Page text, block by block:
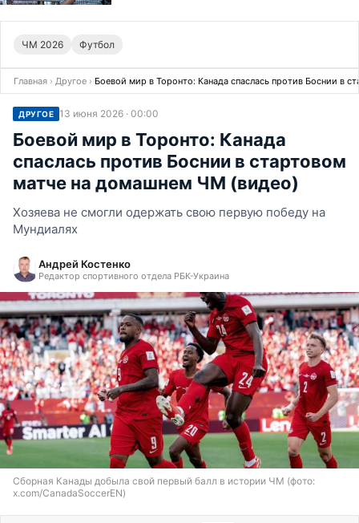
ЧМ 2026 Футбол
Главная › Другое › Боевой мир в Торонто: Канада спаслась против Боснии в
ДРУГОЕ 13 июня 2026 · 00:00
Боевой мир в Торонто: Канада
спаслась против Боснии в стартовом
матче на домашнем ЧМ (видео)
Хозяева не смогли одержать свою первую победу на
Мундиалях
Андрей Костенко
Редактор спортивного отдела РБК-Украина
Сборная Канады добыла свой первый балл в истории ЧМ (фото:
x.com/CanadaSoccerEN)